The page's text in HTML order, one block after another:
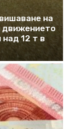
на
движението
12 т в